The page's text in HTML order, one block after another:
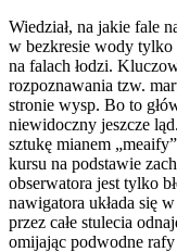
Wiedział, na jakie fale
w bezkresie wody tylko
na falach łodzi.
rozpoznawania tzw.
stronie wysp. Bo to
niewidoczny jeszcze
sztukę mianem
kursu na podstawie
obserwatora jest tylko
nawigatora układa się
przez całe stulecia
omijając podwodne